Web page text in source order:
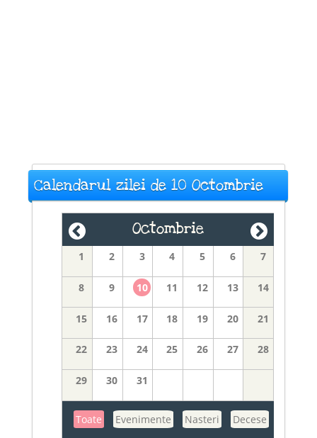
Calendarul zilei de 10 Octombrie
Octombrie
1 2 3 4 5 6 7
8 9 10 11 12 13 14
15 16 17 18 19 20 21
22 23 24 25 26 27 28
29 30 31
Toate Evenimente Nasteri Decese